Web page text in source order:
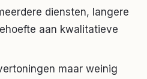
diensten, langere
aan kwalitatieve
maar weinig